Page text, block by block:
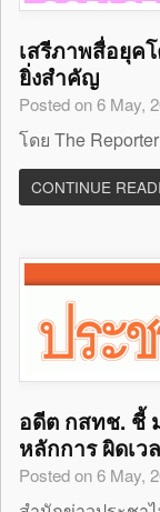
เสรีภาพสื่อยุค
ยิ่งสำคัญ
Posted on 6 May,
โดย The Reporter
CONTINUE
อดีต กสทช. ชี้
หลักการ ผิดเ
Posted on 6 May,